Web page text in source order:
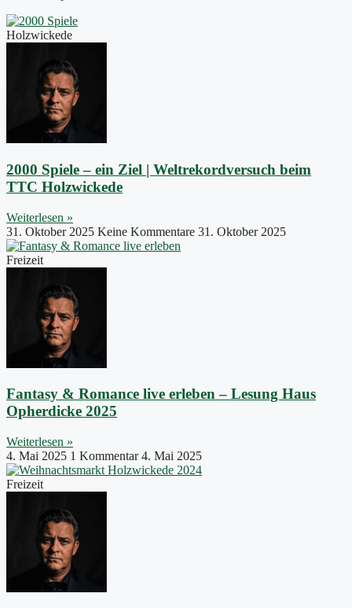
Holzwickede
2000 Spiele – ein Ziel | Weltrekordversuch beim
TTC Holzwickede
Weiterlesen »
31. Oktober 2025 Keine Kommentare 31. Oktober 2025
Freizeit
Fantasy & Romance live erleben – Lesung Haus
Opherdicke 2025
Weiterlesen »
4. Mai 2025 1 Kommentar4. Mai 2025
Freizeit